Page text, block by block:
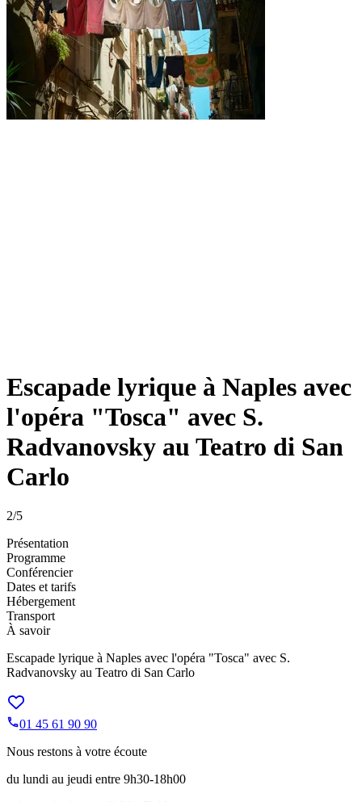
Escapade lyrique à Naples avec
l'opéra "Tosca" avec S.
Radvanovsky au Teatro di San
Carlo
2/5
Présentation
Programme
Conférencier
Dates et tarifs
Hébergement
Transport
À savoir
Escapade lyrique à Naples avec l'opéra "Tosca" avec S.
Radvanovsky au Teatro di San Carlo
01 45 61 90 90
Nous restons à votre écoute
du lundi au jeudi entre 9h30-18h00